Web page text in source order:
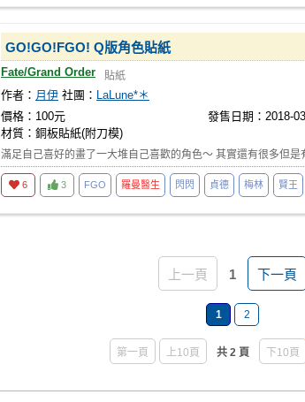
GO!GO!FGO! Q版角色貼紙
Fate/Grand Order 貼紙
作者： 月伊 社團： LaLune*＊
價格：100元
發售日期：2018-
材質：銅板貼紙(附刀模)
滿足自己喜好的畫了一大堆自己喜歡的角色～ 其實還有很多但
6 3 FGO 羅曼醫生 閃閃 貞德 梅林 賢王
上一頁 1 下一頁
1 2
第一頁 上10頁 共 2 頁 下10頁